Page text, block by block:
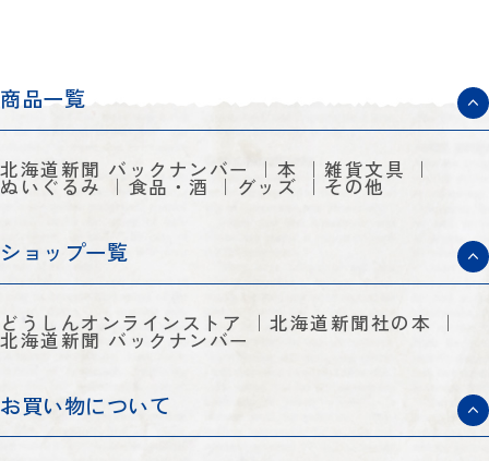
商品一覧
北海道新聞 バックナンバー 本 雑貨文具
ぬいぐるみ 食品・酒 グッズ その他
ショップ一覧
どうしんオンラインストア 北海道新聞社の本
北海道新聞 バックナンバー
お買い物について